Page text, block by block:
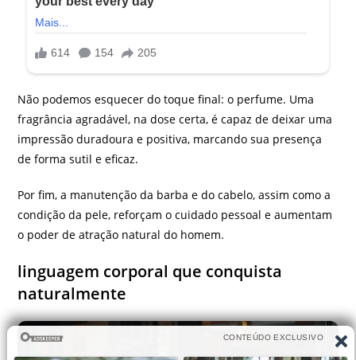
Não podemos esquecer do toque final: o perfume. Uma
fragrância agradável, na dose certa, é capaz de deixar uma
impressão duradoura e positiva, marcando sua presença
de forma sutil e eficaz.
Por fim, a manutenção da barba e do cabelo, assim como a
condição da pele, reforçam o cuidado pessoal e aumentam
o poder de atração natural do homem.
linguagem corporal que conquista
naturalmente